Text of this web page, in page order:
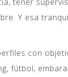
Y esa
con
fútbol,